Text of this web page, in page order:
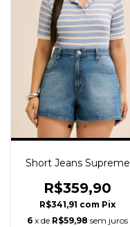
Short Jeans Supreme
R$359,90
R$341,91 com Pix
6 x de R$59,98 sem juros